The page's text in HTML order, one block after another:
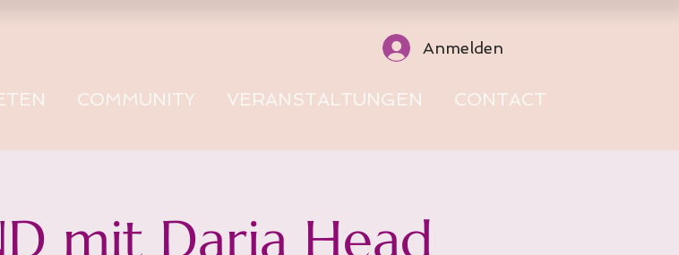
Anmelden
COMMUNITY VERANSTALTUNGEN CONTACT
mit Daria Head